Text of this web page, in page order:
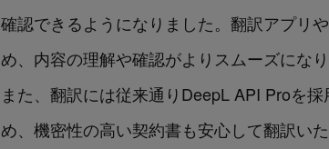
確認できるようになりました。翻訳アプリ
め、内容の理解や確認がよりスムーズになり
また、翻訳には従来通りDeepL API Proを
め、機密性の高い契約書も安心して翻訳いた